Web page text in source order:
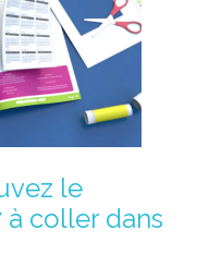
le
à coller dans